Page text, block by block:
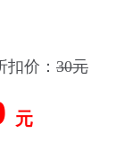
价： 30元
元